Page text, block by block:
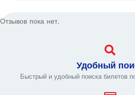
Отзывов пока нет.
Удобный
Быстрый и удобный поиска билетов